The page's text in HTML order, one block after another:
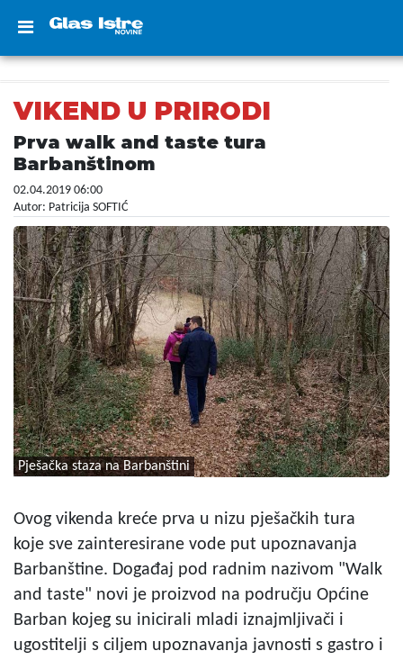
VIKEND U PRIRODI
Prva walk and taste tura
Barbanštinom
02.04.2019 06:00
Autor: Patricija SOFTIĆ
Pješačka staza na Barbanštini
Ovog vikenda kreće prva u nizu pješačkih tura
koje sve zainteresirane vode put upoznavanja
Barbanštine. Događaj pod radnim nazivom "Walk
and taste" novi je proizvod na području Općine
Barban kojeg su inicirali mladi iznajmljivači i
ugostitelji s ciljem upoznavanja javnosti s gastro i